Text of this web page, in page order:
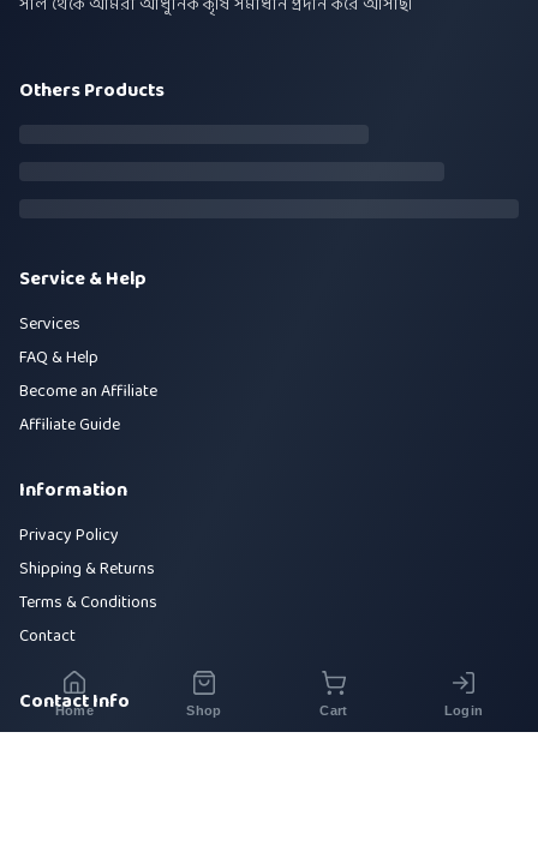
Others Products
Service & Help
Services
FAQ & Help
Become an Affiliate
Affiliate Guide
Information
Privacy Policy
Shipping & Returns
Terms & Conditions
Contact
Contact Info
Home Shop Cart Login